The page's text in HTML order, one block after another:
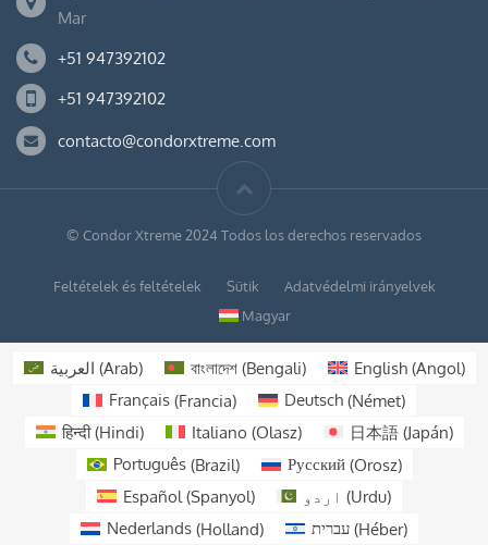
Mar
+51 947392102
+51 947392102
contacto@condorxtreme.com
© Condor Xtreme 2024 Todos los derechos reservados
Feltételek és feltételek Sütik
Adatvédelmi irányelvek
Magyar
العربية (Arab) বাংলাদেশ(Bengali) English(Angol)
Français (Francia) Deutsch (Német)
हिन्दी(Hindi) Italiano (Olasz) 日本語(Japán)
Português(Brazil) Русский(Orosz)
Español (Spanyol) (Urdu)
Nederlands (Holland) עברית (Héber)